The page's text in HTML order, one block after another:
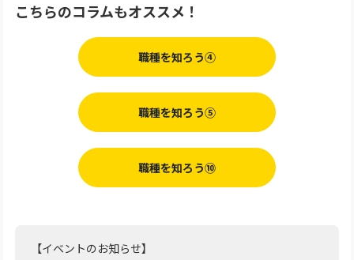
こちらのコラムもオススメ！
職種を知ろう④
職種を知ろう⑤
職種を知ろう⑩
【イベントのお知らせ】